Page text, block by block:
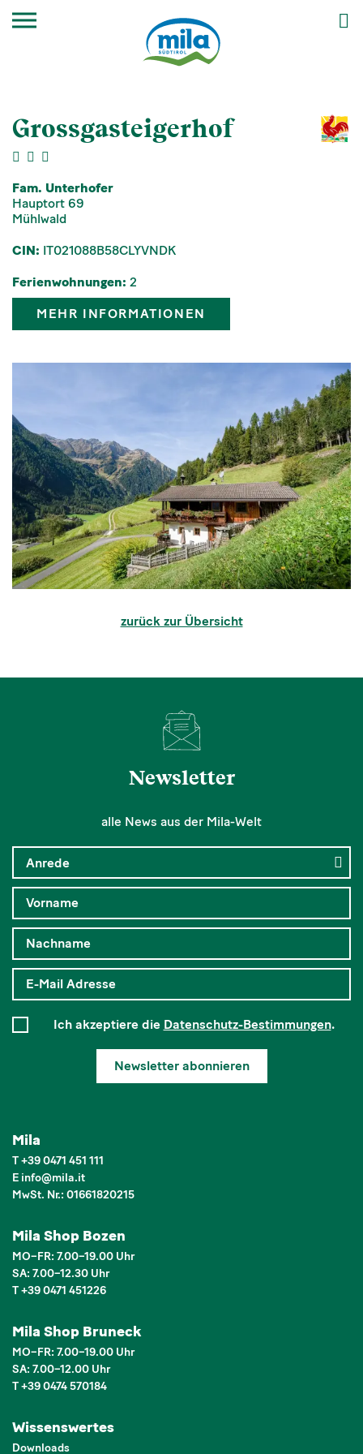
Grossgasteigerhof
Fam. Unterhofer
Hauptort 69
Mühlwald
CIN: IT021088B58CLYVNDK
Ferienwohnungen: 2
MEHR INFORMATIONEN
zurück zur Übersicht
Newsletter
alle News aus der Mila-Welt
Ich akzeptiere die Datenschutz-Bestimmungen.
Newsletter abonnieren
Mila
T+39 0471 451 111
E info@mila.it
MwSt. Nr.: 01661820215
Mila Shop Bozen
MO–FR: 7.00–19.00 Uhr
SA: 7.00–12.30 Uhr
T +39 0471 451226
Mila Shop Bruneck
MO–FR: 7.00–19.00 Uhr
SA: 7.00–12.00 Uhr
T +39 0474 570184
Wissenswertes
Downloads